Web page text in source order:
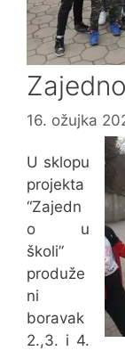
16. ožujka
U sklopu
projekta
“Zajedn
o u
školi”
produže
ni
boravak
2.,3. i 4.